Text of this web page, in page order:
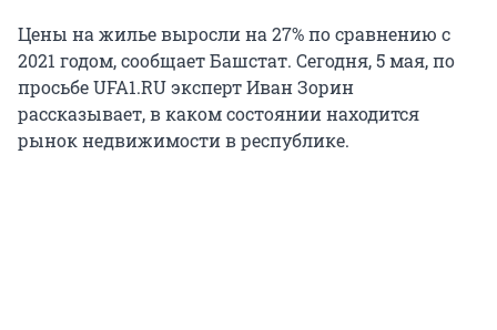
Цены на жилье выросли на 27% по сравнению с
2021 годом, сообщает Башстат. Сегодня, 5 мая, по
просьбе UFA1.RU эксперт Иван Зорин
рассказывает, в каком состоянии находится
рынок недвижимости в республике.